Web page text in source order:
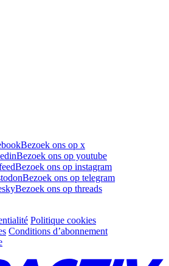
Bezoek ons op x
Bezoek ons op youtube
Bezoek ons op instagram
Bezoek ons op telegram
Bezoek ons op threads
Politique cookies
Conditions d’abonnement